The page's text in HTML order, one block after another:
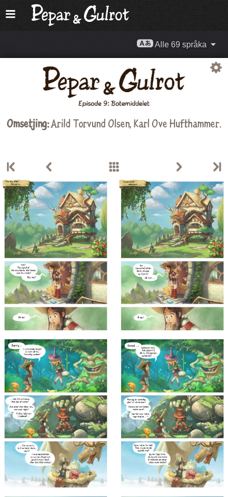
Alle 69 språka
Omsetjing:Arild Torvund Olsen,Karl Ove Hufthammer.